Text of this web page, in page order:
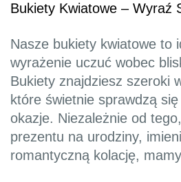
Bukiety Kwiatowe – Wyraź
Nasze bukiety kwiatowe to
wyrażenie uczuć wobec
Bukiety znajdziesz szeroki
które świetnie sprawdzą
okazje. Niezależnie od
prezentu na urodziny,
romantyczną kolację,